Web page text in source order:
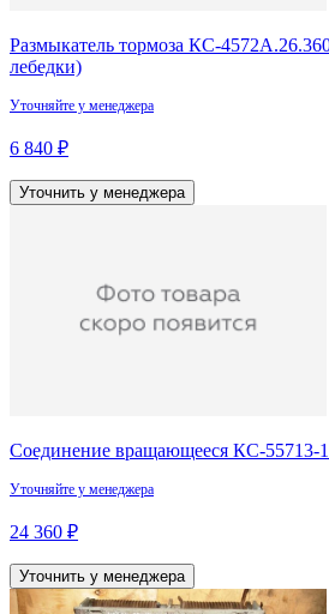
Размыкатель тормоза КС-
лебедки)
Уточняйте у менеджера
6 840 ₽
Уточнить у менеджера
Соединение вращающееся КС-55713-
Уточняйте у менеджера
24 360 ₽
Уточнить у менеджера